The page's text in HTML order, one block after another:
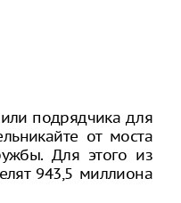
подрядчика для
от моста
Для этого из
943,5 миллиона